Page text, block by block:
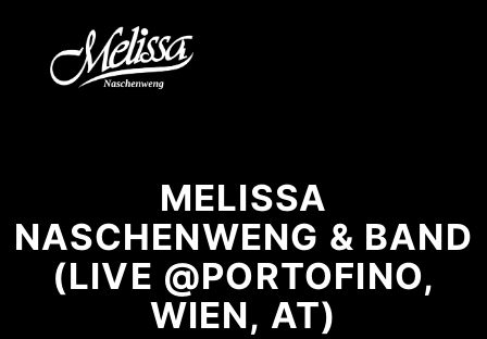
MELISSA
NASCHENWENG & BAND
(LIVE @PORTOFINO,
WIEN, AT)